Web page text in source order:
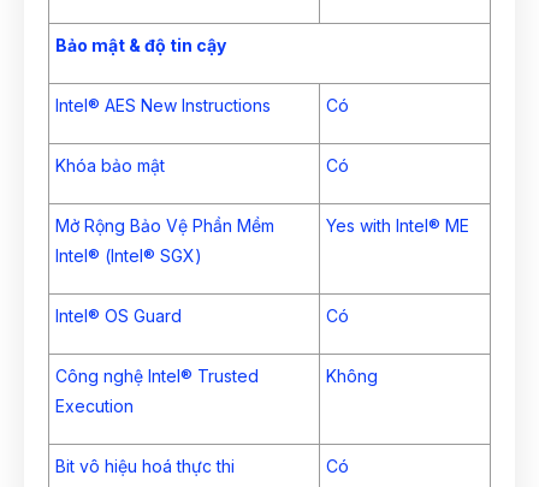
Bảo mật & độ tin cậy
Intel® AES New Instructions Có
Khóa bảo mật Có
Mở Rộng Bảo Vệ Phần Mềm
Intel® (Intel® SGX)
Yes with Intel® ME
Intel® OS Guard Có
Công nghệ Intel® Trusted
Execution
Không
Bit vô hiệu hoá thực thi Có